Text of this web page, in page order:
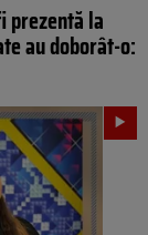
prezentă la
au doborât-o: